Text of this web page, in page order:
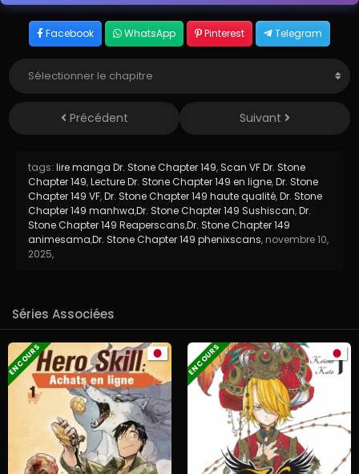
Facebook WhatsApp Pinterest Telegram
Précédent Suivant
tags: lire manga Dr. Stone Chapter 149, Scan VF Dr. Stone
Chapter 149,Lecture Dr. Stone Chapter 149 en ligne,Dr. Stone
Chapter 149 VF,Dr. Stone Chapter 149 haute qualité,Dr. Stone
Chapter 149 manhwa,Dr. Stone Chapter 149 Sushiscan,Dr.
Stone Chapter 149 Reaperscans,Dr. Stone Chapter 149
animesama,Dr. Stone Chapter 149 phenixscans, novembre 10,
2025,
Séries Associées
EN COURS EN COURS